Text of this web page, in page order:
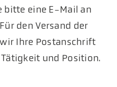
bitte eine E-Mail an
den Versand der
Ihre Postanschrift
und Position.